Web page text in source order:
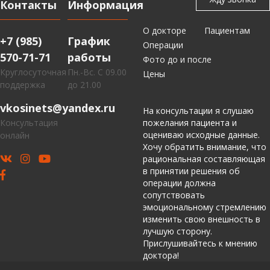
Контакты
+7 (985)
570-71-71
Круглосуточная
поддержка
vkosinets@yandex.ru
Консультация
онлайн
Информация
График
работы
Пн.-Вс. С 09.00
до 21.00
О докторе
Пациентам
Операции
Фото до и после
Цены
На консультации я слушаю
пожелания пациента и
оцениваю исходные данные.
Хочу обратить внимание, что
рациональная составляющая
в принятии решения об
операции должна
сопутствовать
эмоциональному стремлению
изменить свою внешность в
лучшую сторону.
Прислушивайтесь к мнению
доктора!